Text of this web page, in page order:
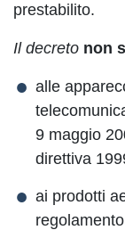
prestabilito.
Il decreto non
alle
9 maggio
direttiva
ai prodotti